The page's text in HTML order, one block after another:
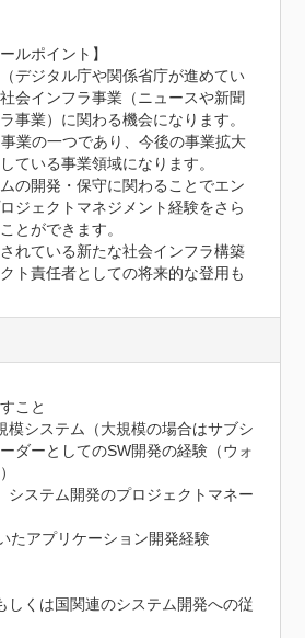
ルポイント】
デジタル庁や関係省庁が進めてい
会インフラ事業（ニュースや新聞
事業）に関わる機会になります。
業の一つであり、今後の事業拡大
ている事業領域になります。
の開発・保守に関わることでエン
ジェクトマネジメント経験をさら
とができます。
れている新たな社会インフラ構築
ト責任者としての将来的な登用も
こと
模システム（大規模の場合はサブシ
ダーとしてのSW開発の経験（ウォ
システム開発のプロジェクトマネー
たアプリケーション開発経験
しくは国関連のシステム開発への従